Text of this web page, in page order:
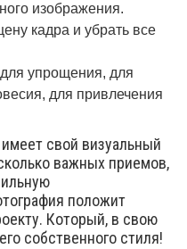
изображения.
кадра и убрать все
упрощения, для
для привлечения
свой визуальный
важных приемов,
положит
Который, в свою
собственного стиля!